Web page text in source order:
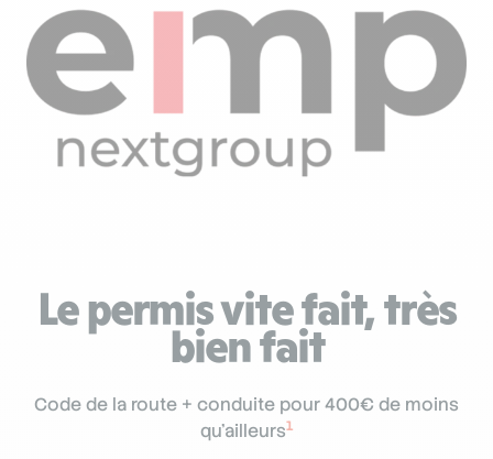
Aide
Se connecter
Le permis vite fait, très
bien fait
Code de la route + conduite pour 400€ de moins
qu'ailleurs1